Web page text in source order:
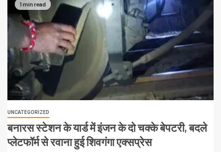
1 min read
UNCATEGORIZED
बनारस स्टेशन के यार्ड में इंजन के दो चक्के बेपटरी, बदले
प्लेटफॉर्म से रवाना हुई शिवगंगा एक्सप्रेस